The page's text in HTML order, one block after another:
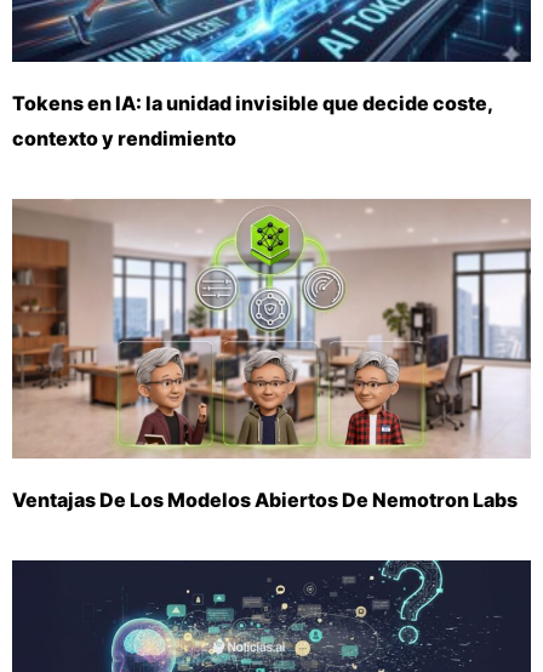
Tokens en IA: la unidad invisible que decide coste,
contexto y rendimiento
Ventajas De Los Modelos Abiertos De Nemotron Labs